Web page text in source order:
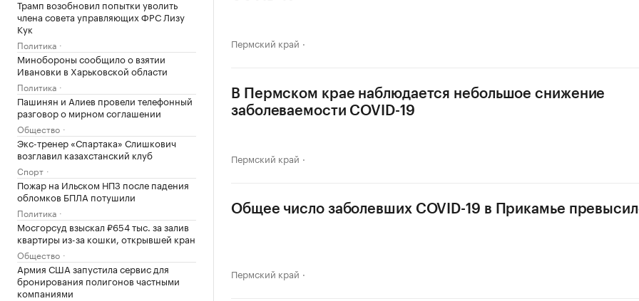
Трамп возобновил попытки уволить
члена совета управляющих ФРС Лизу
Кук
Политика
Минобороны сообщило о взятии
Ивановки в Харьковской области
Политика
Пашинян и Алиев провели телефонный
разговор о мирном соглашении
Общество
Экс-тренер «Спартака» Слишкович
возглавил казахстанский клуб
Спорт
Пожар на Ильском НПЗ после падения
обломков БПЛА потушили
Политика
Мосгорсуд взыскал ₽654 тыс. за залив
квартиры из-за кошки, открывшей кран
Общество
Армия США запустила сервис для
бронирования полигонов частными
компаниями
Пермский край
В Пермском крае наблюдается небольшое снижение
заболеваемости COVID-19
Пермский край
Общее число заболевших COVID-19 в Прикамье
Пермский край